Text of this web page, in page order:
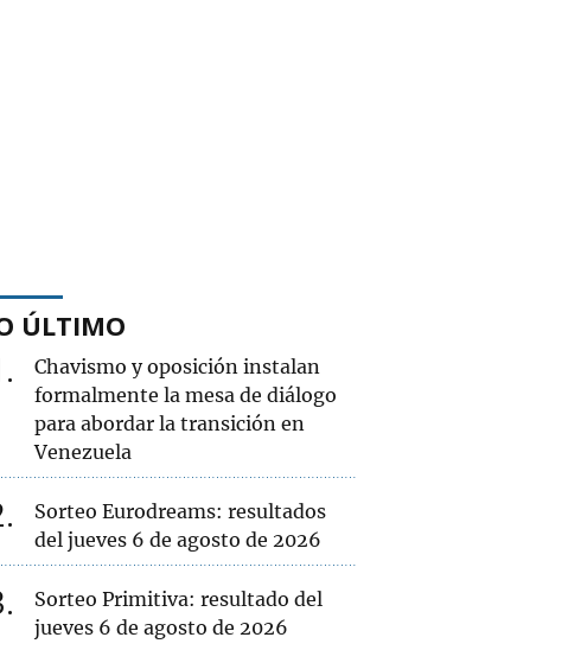
ÚLTIMO
Chavismo y oposición instalan
formalmente la mesa de diálogo
para abordar la transición en
Venezuela
Sorteo Eurodreams: resultados
del jueves 6 de agosto de 2026
Sorteo Primitiva: resultado del
jueves 6 de agosto de 2026